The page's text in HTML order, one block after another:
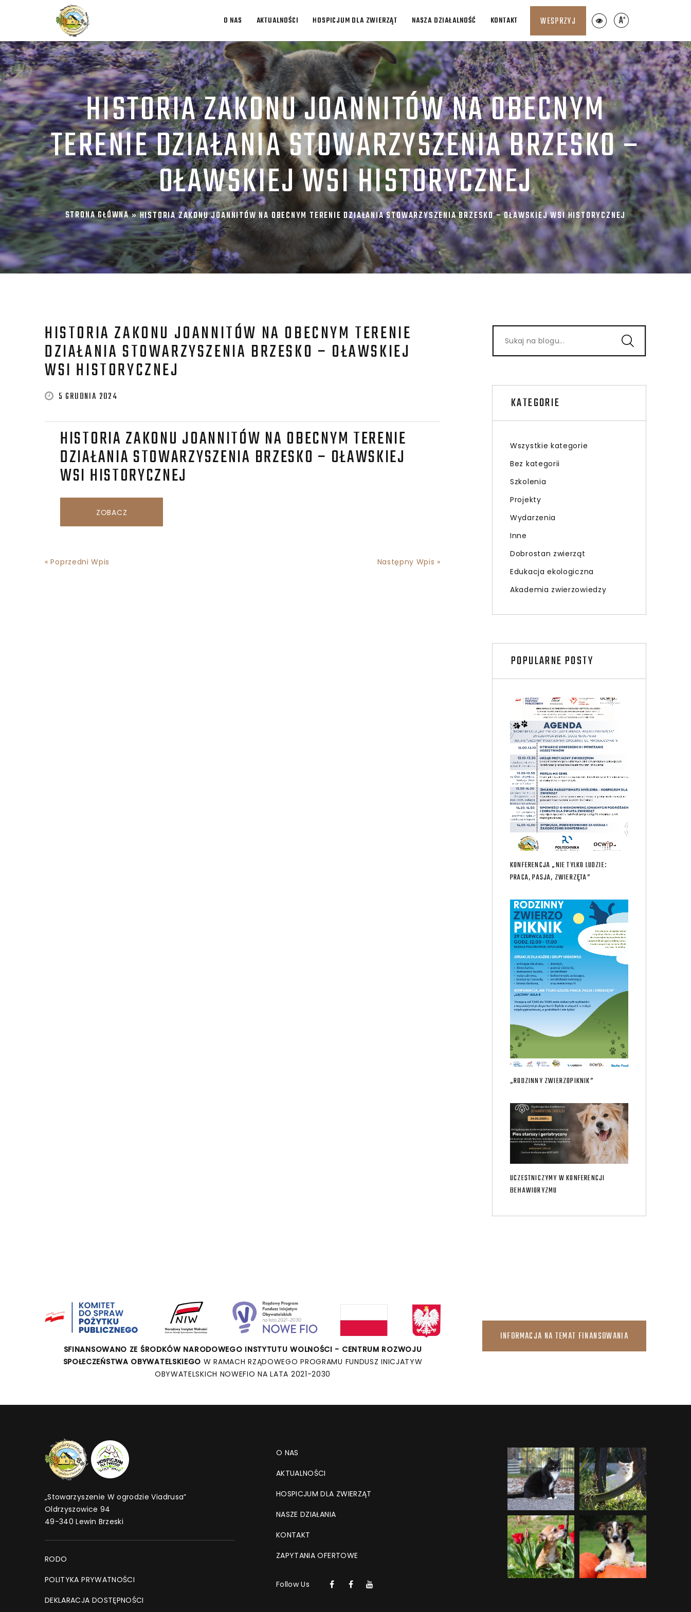
WESPRZYJ
O NAS AKTUALNOŚCI HOSPICJUM DLA ZWIERZĄT NASZA DZIAŁALNOŚĆ KONTAKT
HISTORIA ZAKONU JOANNITÓW NA OBECNYM
TERENIE DZIAŁANIA STOWARZYSZENIA BRZESKO –
OŁAWSKIEJ WSI HISTORYCZNEJ
STRONA GŁÓWNA»HISTORIA ZAKONU JOANNITÓW NA OBECNYM TERENIE DZIAŁANIA STOWARZYSZENIA BRZESKO – OŁAWSKIEJ WSI HISTORYCZNEJ
HISTORIA ZAKONU JOANNITÓW NA OBECNYM TERENIE
DZIAŁANIA STOWARZYSZENIA BRZESKO – OŁAWSKIEJ
WSI HISTORYCZNEJ
5 GRUDNIA 2024
HISTORIA ZAKONU JOANNITÓW NA OBECNYM TERENIE
DZIAŁANIA STOWARZYSZENIA BRZESKO – OŁAWSKIEJ
WSI HISTORYCZNEJ
ZOBACZ
« Poprzedni Wpis Następny Wpis »
KATEGORIE
Wszystkie kategorie
Bez kategorii
Szkolenia
Projekty
Wydarzenia
Inne
Dobrostan zwierząt
Edukacja ekologiczna
Akademia zwierzowiedzy
POPULARNE POSTY
KONFERENCJA „NIE TYLKO LUDZIE:
PRACA, PASJA, ZWIERZĘTA”
„RODZINNY ZWIERZOPIKNIK”
UCZESTNICZYMY W KONFERENCJI
BEHAWIORYZMU
SFINANSOWANO ZE ŚRODKÓW NARODOWEGO INSTYTUTU WOLNOŚCI - CENTRUM ROZWOJU
SPOŁECZEŃSTWA OBYWATELSKIEGO W RAMACH RZĄDOWEGO PROGRAMU FUNDUSZ INICJATYW
OBYWATELSKICH NOWEFIO NA LATA 2021-2030
INFORMACJA NA TEMAT FINANSOWANIA
„Stowarzyszenie W ogrodzie Viadrusa”
Oldrzyszowice 94
49-340 Lewin Brzeski
RODO
POLITYKA PRYWATNOŚCI
DEKLARACJA DOSTĘPNOŚCI
O NAS
AKTUALNOŚCI
HOSPICJUM DLA ZWIERZĄT
NASZE DZIAŁANIA
KONTAKT
ZAPYTANIA OFERTOWE
Follow Us